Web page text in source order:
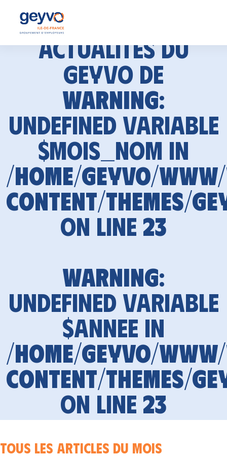
Actualités du
GEYVO de
Warning:
Undefined variable
$mois_nom in
/home/geyvo/
content/themes/
on line 23
Warning:
Undefined variable
$annee in
/home/geyvo/
content/themes/
on line 23
Tous les articles du mois